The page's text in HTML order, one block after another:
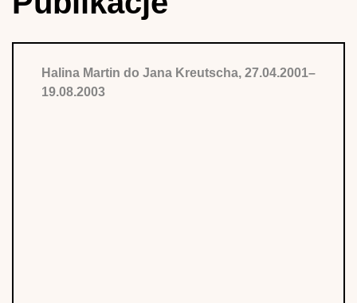
Halina Martin do Jana Kreutscha, 27.04.2001–
19.08.2003